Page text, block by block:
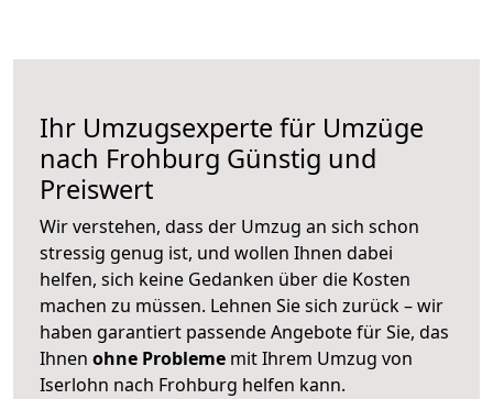
Ihr Umzugsexperte für Umzüge
nach Frohburg Günstig und
Preiswert
Wir verstehen, dass der Umzug an sich schon
stressig genug ist, und wollen Ihnen dabei
helfen, sich keine Gedanken über die Kosten
machen zu müssen. Lehnen Sie sich zurück – wir
haben garantiert passende Angebote für Sie, das
Ihnen ohne Probleme mit Ihrem Umzug von
Iserlohn nach Frohburg helfen kann.